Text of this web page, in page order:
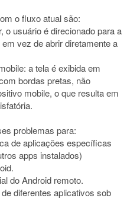
o fluxo atual são:
o usuário é direcionado para a
vez de abrir diretamente a
a tela é exibida em
bordas pretas, não
mobile, o que resulta em
problemas para:
de aplicações específicas
apps instalados)
do Android remoto.
diferentes aplicativos sob